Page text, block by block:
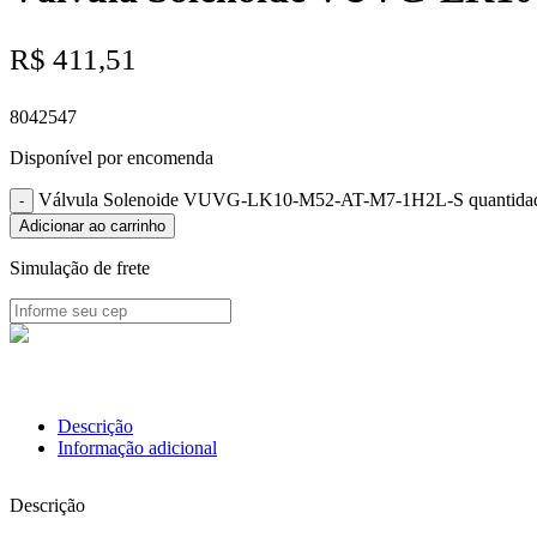
R$ 411,51
8042547
Disponível por encomenda
Válvula Solenoide VUVG-LK10-M52-AT-M7-1H2L-S
Adicionar ao carrinho
Simulação de frete
Descrição
Informação adicional
Descrição